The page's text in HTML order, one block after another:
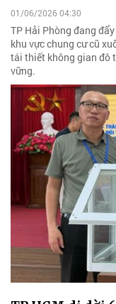
01/06/2026 04:30
TP Hải Phòng đang
khu vực chung cư cũ
tái thiết không gian đô
vững.